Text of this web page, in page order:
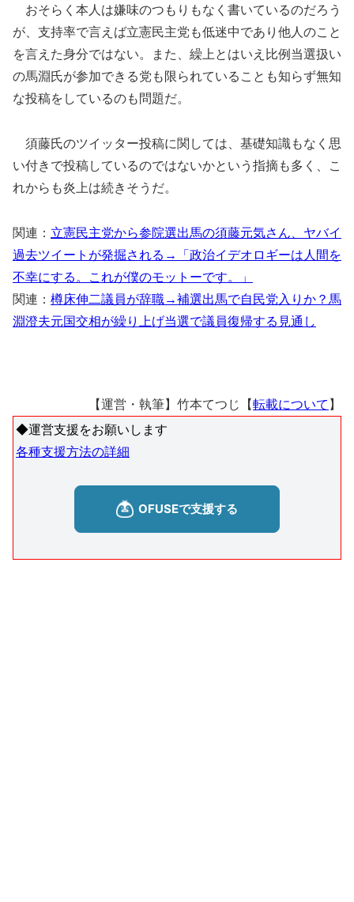
おそらく本人は嫌味のつもりもなく書いているのだろう
が、支持率で言えば立憲民主党も低迷中であり他人のこと
を言えた身分ではない。また、繰上とはいえ比例当選扱い
の馬淵氏が参加できる党も限られていることも知らず無知
な投稿をしているのも問題だ。
須藤氏のツイッター投稿に関しては、基礎知識もなく思
い付きで投稿しているのではないかという指摘も多く、こ
れからも炎上は続きそうだ。
関連： 立憲民主党から参院選出馬の須藤元気さん、ヤバイ
過去ツイートが発掘される→「政治イデオロギーは人間を
不幸にする。これが僕のモットーです。」
関連： 樽床伸二議員が辞職→補選出馬で自民党入りか？馬
淵澄夫元国交相が繰り上げ当選で議員復帰する見通し
【運営・執筆】竹本てつじ【転載について 】
◆運営支援をお願いします
各種支援方法の詳細